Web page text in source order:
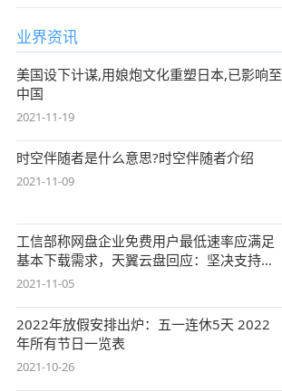
业界资讯
美国设下计谋,用娘炮文化重塑日本,已影响至
中国
2021-11-19
时空伴随者是什么意思?时空伴随者介绍
2021-11-09
工信部称网盘企业免费用户最低速率应满足
基本下载需求，天翼云盘回应：坚决支持，
始终
2021-11-05
2022年放假安排出炉：五一连休5天 2022
年所有节日一览表
2021-10-26